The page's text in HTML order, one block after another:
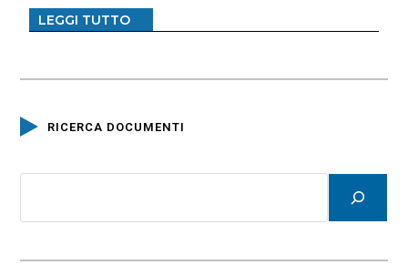
LEGGI TUTTO
RICERCA DOCUMENTI